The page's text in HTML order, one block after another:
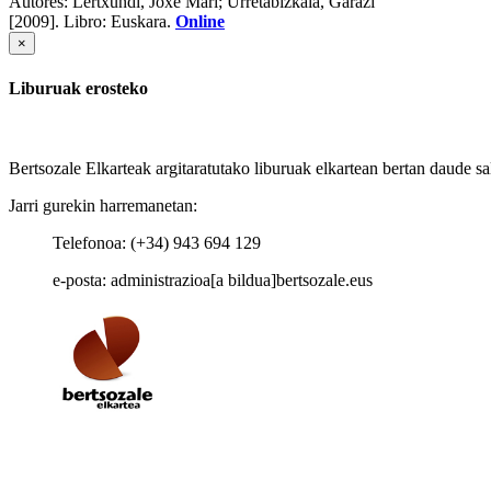
[2009]. Libro: Euskara. Online
×
Liburuak erosteko
Bertsozale Elkarteak argitaratutako liburuak elkartean bertan daude
Jarri gurekin harremanetan:
Telefonoa: (+34) 943 694 129
e-posta: administrazioa[a bildua]bertsozale.eus